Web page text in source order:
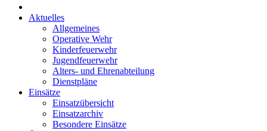
Aktuelles
Allgemeines
Operative Wehr
Kinderfeuerwehr
Jugendfeuerwehr
Alters- und Ehrenabteilung
Dienstpläne
Einsätze
Einsatzübersicht
Einsatzarchiv
Besondere Einsätze